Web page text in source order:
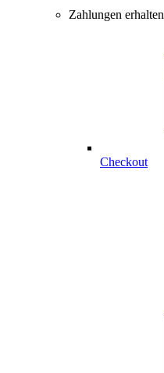
Zahlungen erhalten
Checkout